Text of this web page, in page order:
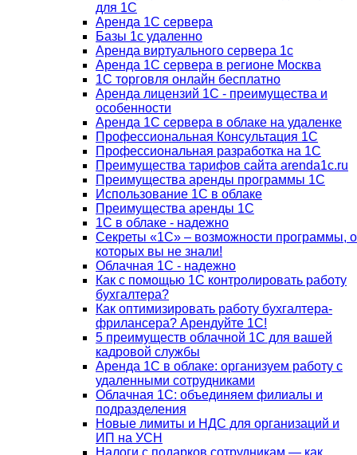
для 1С
Аренда 1С сервера
Базы 1с удаленно
Аренда виртуального сервера 1с
Аренда 1С сервера в регионе Москва
1С торговля онлайн бесплатно
Аренда лицензий 1С - преимущества и
особенности
Аренда 1С сервера в облаке на удаленке
Профессиональная Консультация 1С
Профессиональная разработка на 1С
Преимущества тарифов сайта arenda1c.ru
Преимущества аренды программы 1С
Использование 1С в облаке
Преимущества аренды 1С
1С в облаке - надежно
Секреты «1С» – возможности программы, о
которых вы не знали!
Облачная 1С - надежно
Как с помощью 1С контролировать работу
бухгалтера?
Как оптимизировать работу бухгалтера-
фрилансера? Арендуйте 1С!
5 преимуществ облачной 1С для вашей
кадровой службы
Аренда 1С в облаке: организуем работу с
удаленными сотрудниками
Облачная 1С: объединяем филиалы и
подразделения
Новые лимиты и НДС для организаций и
ИП на УСН